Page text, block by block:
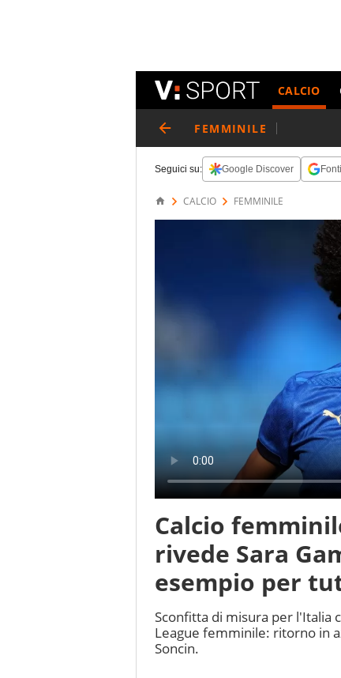
CALCIO
FEMMINILE
Seguici su: Google Discover
CALCIO FEMMINILE
Calcio
rivede Sara
esempio per
Sconfitta di misura per l'Italia
League femminile: ritorno in
Soncin.